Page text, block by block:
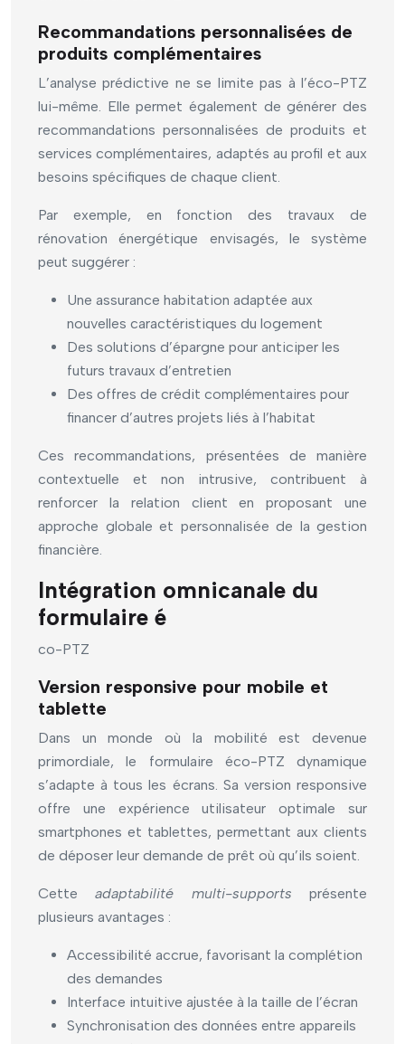
Recommandations personnalisées de
produits complémentaires
L’analyse prédictive ne se limite pas à l’éco-PTZ
lui-même. Elle permet également de générer des
recommandations personnalisées de produits et
services complémentaires, adaptés au profil et aux
besoins spécifiques de chaque client.
Par exemple, en fonction des travaux de
rénovation énergétique envisagés, le système
peut suggérer :
Une assurance habitation adaptée aux
nouvelles caractéristiques du logement
Des solutions d’épargne pour anticiper les
futurs travaux d’entretien
Des offres de crédit complémentaires pour
financer d’autres projets liés à l’habitat
Ces recommandations, présentées de manière
contextuelle et non intrusive, contribuent à
renforcer la relation client en proposant une
approche globale et personnalisée de la gestion
financière.
Intégration omnicanale du
formulaire é
co-PTZ
Version responsive pour mobile et
tablette
Dans un monde où la mobilité est devenue
primordiale, le formulaire éco-PTZ dynamique
s’adapte à tous les écrans. Sa version responsive
offre une expérience utilisateur optimale sur
smartphones et tablettes, permettant aux clients
de déposer leur demande de prêt où qu’ils soient.
Cetteadaptabilité multi-supports présente
plusieurs avantages :
Accessibilité accrue, favorisant la complétion
des demandes
Interface intuitive ajustée à la taille de l’écran
Synchronisation des données entre appareils